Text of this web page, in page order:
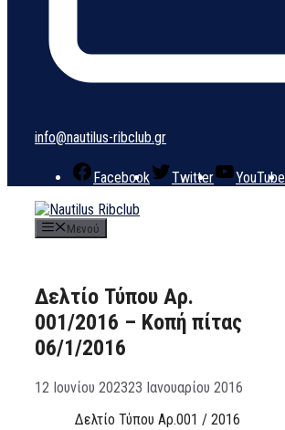
info@nautilus-ribclub.gr
Facebook Twitter YouTube
Μενού
Δελτίο Τύπου Αρ.
001/2016 – Κοπή πίτας
06/1/2016
12 Ιουνίου 202323 Ιανουαρίου 2016
Δελτίο Τύπου Αρ.001 / 2016